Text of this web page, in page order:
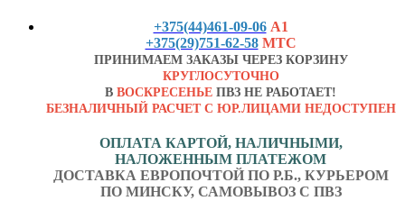
+375(44)461-09-06 А1
+375(29)751-62-58 МТС
ПРИНИМАЕМ ЗАКАЗЫ ЧЕРЕЗ КОРЗИНУ
КРУГЛОСУТОЧНО
В ВОСКРЕСЕНЬЕ ПВЗ НЕ РАБОТАЕТ!
БЕЗНАЛИЧНЫЙ РАСЧЕТ С ЮР.ЛИЦАМИ НЕДОСТУПЕН
ОПЛАТА КАРТОЙ, НАЛИЧНЫМИ,
НАЛОЖЕННЫМ ПЛАТЕЖОМ
ДОСТАВКА ЕВРОПОЧТОЙ ПО Р.Б., КУРЬЕРОМ
ПО МИНСКУ, САМОВЫВОЗ С ПВЗ